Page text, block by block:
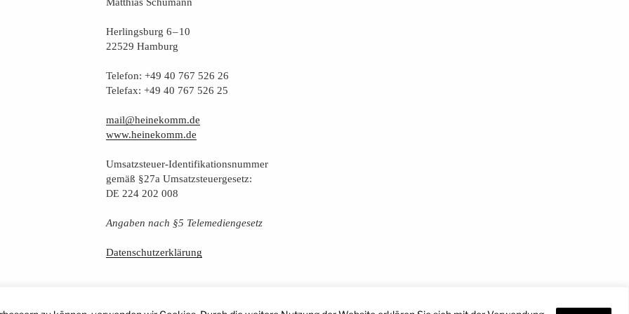
Her­lings­burg 6 – 10
22529 Hamburg
Tele­fon: +49 40 767 526 26
Tele­fax: +49 40 767 526 25
mail@heinekomm.de
www.heinekomm.de
Umsatz­steu­er-Iden­ti­fi­ka­ti­ons­num­mer
gemäß §27a Umsatzsteuergesetz:
DE 224 202 008
Anga­ben nach §5 Telemediengesetz
Daten­schutz­er­klä­rung